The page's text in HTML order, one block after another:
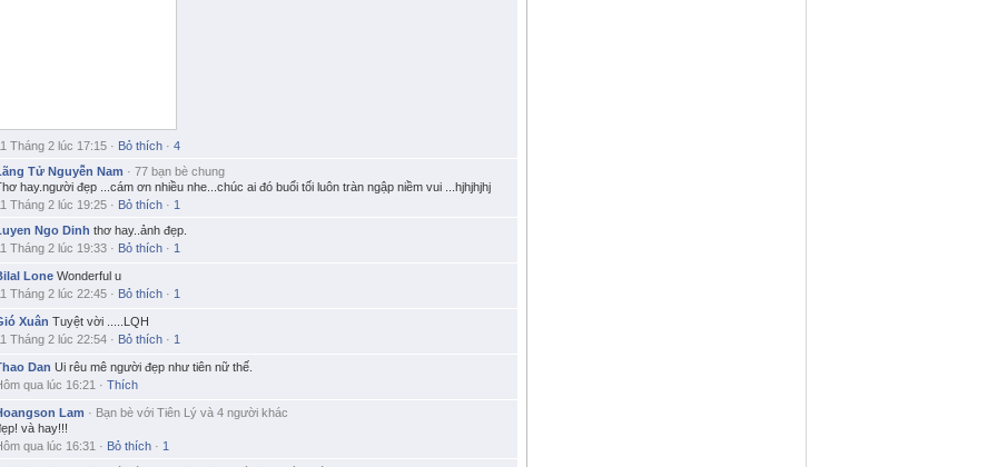
Tháng 2 lúc 17:15 · Bỏ thích · 4
Tử Nguyễn Nam · 77 bạn bè chung
hay.người đẹp ...cám ơn nhiều nhe...chúc ai đó buổi tối luôn tràn ngập niềm vui ...hjhjhjhj
Tháng 2 lúc 19:25 · Bỏ thích · 1
Ngo Dinh thơ hay..ảnh đẹp.
Tháng 2 lúc 19:33 · Bỏ thích · 1
Lone Wonderful u
Tháng 2 lúc 22:45 · Bỏ thích · 1
Xuân Tuyệt vời .....LQH
Tháng 2 lúc 22:54 · Bỏ thích · 1
Dan Ui rêu mê người đẹp như tiên nữ thế.
qua lúc 16:21 · Thích
Lam · Bạn bè với Tiên Lý và 4 người khác
và hay!!!
qua lúc 16:31 · Bỏ thích · 1